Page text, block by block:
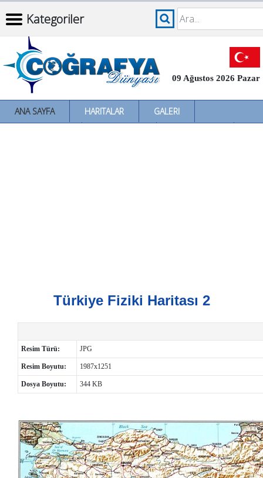
Kategoriler
09 Ağustos 2026 Pazar
ANA SAYFA HARITALAR
GALERI
Türkiye Fiziki Haritası 2
Resim Türü: JPG
Resim Boyutu: 1987x1251
Dosya Boyutu: 344 KB